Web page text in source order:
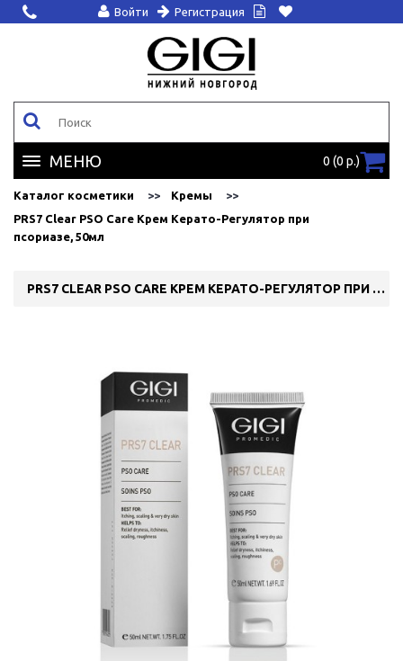
Войти Регистрация
МЕНЮ 0 (0 р.)
Каталог косметики
Кремы
PRS7 Clear PSO Care Крем Керато-Регулятор при
псориазе, 50мл
PRS7 CLEAR PSO CARE КРЕМ КЕРАТО-РЕГУЛЯТОР ПРИ ПСОРИАЗЕ, 50МЛ